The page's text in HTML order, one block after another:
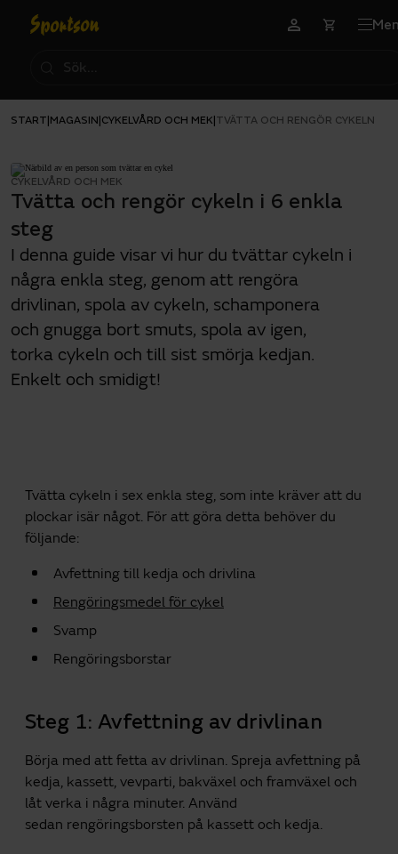
START MAGASIN CYKELVÅRD OCH MEK TVÄTTA OCH RENGÖR CYKELN I 6
CYKELVÅRD OCH MEK
Tvätta och rengör cykeln i 6 enkla
steg
I denna guide visar vi hur du tvättar cykeln i
några enkla steg, genom att rengöra
drivlinan, spola av cykeln, schamponera
och gnugga bort smuts, spola av igen,
torka cykeln och till sist smörja kedjan.
Enkelt och smidigt!
Tvätta cykeln i sex enkla steg, som inte kräver att du
plockar isär något. För att göra detta behöver du
följande:
Avfettning till kedja och drivlina
Rengöringsmedel för cykel
Svamp
Rengöringsborstar
Steg 1: Avfettning av drivlinan
Börja med att fetta av drivlinan. Spreja avfettning på
kedja, kassett, vevparti, bakväxel och framväxel och
låt verka i några minuter. Använd
sedan rengöringsborsten på kassett och kedja.